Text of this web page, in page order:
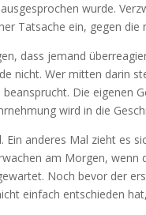
wurde.
Tatsache ein, gegen die
dass jemand
nicht. Wer mitten darin
Die eigenen
wird in die
anderes Mal zieht es
am Morgen,
Noch bevor der
einfach entschieden